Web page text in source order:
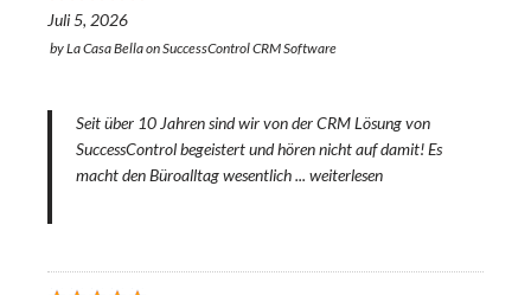
Juli 5, 2026
byLa Casa BellaonSuccessControl CRM Software
Seit über 10 Jahren sind wir von der CRM Lösung von
SuccessControl begeistert und hören nicht auf damit! Es
macht den Büroalltag wesentlich ... weiterlesen